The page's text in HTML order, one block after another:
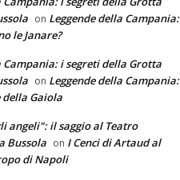
on Leggende della Campania:
le Janare?
Campania: i segreti della Grotta
on Leggende della Campania:
Gaiola
angeli": il saggio al Teatro
Bussola on I Cenci di Artaud al
di Napoli